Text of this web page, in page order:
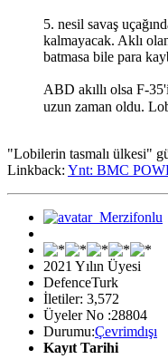
5. nesil savaş
kalmayacak. Aklı
batmasa bile para
ABD akıllı olsa F-
uzun zaman oldu.
"Lobilerin tasmalı ülkesi"
Linkback: Ynt: BMC
2021 Yılın Üyesi
DefenceTurk
İletiler: 3,572
Üyeler No :28804
Durumu:Çevrimdışı
Kayıt Tarihi